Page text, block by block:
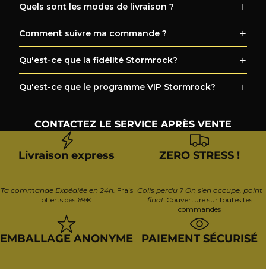
Quels sont les modes de livraison ?
Comment suivre ma commande ?
Qu'est-ce que la fidélité Stormrock?
Qu'est-ce que le programme VIP Stormrock?
CONTACTEZ LE SERVICE APRÈS VENTE
Livraison express
Ta commande Expédiée en 24h. Frais
offerts dès 69€
ZERO STRESS !
Colis perdu ? On s'en occupe, point
final. Couverture sur toutes tes
commandes
EMBALLAGE ANONYME PAIEMENT SÉCURISÉ